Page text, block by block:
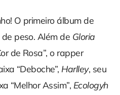
O primeiro álbum de
peso. Além de Gloria
de Rosa”, o rapper
“Deboche”, Harlley, seu
“Melhor Assim”, Ecologyh